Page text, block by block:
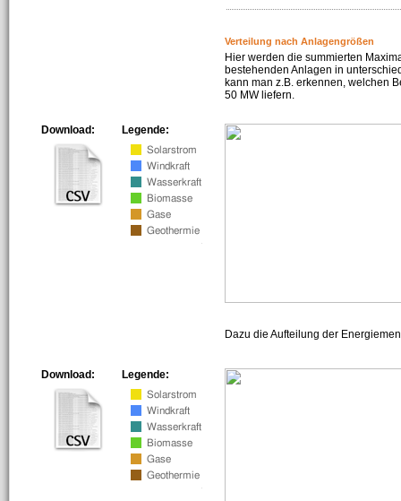
Verteilung nach Anlagengrößen
Hier werden die summierten
bestehenden Anlagen in
kann man z.B. erkennen, welchen
50 MW liefern.
Legende:
Download:
Dazu die Aufteilung der
Legende:
Download: